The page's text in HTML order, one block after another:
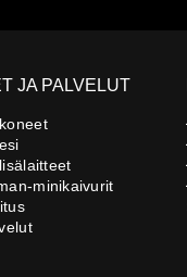
JA PALVELUT
minikaivurit